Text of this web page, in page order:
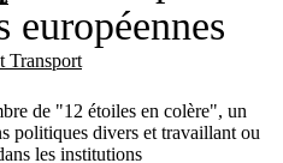
Transport
européennes
de "12 étoiles en colère", un
politiques divers et travaillant ou
les institutions